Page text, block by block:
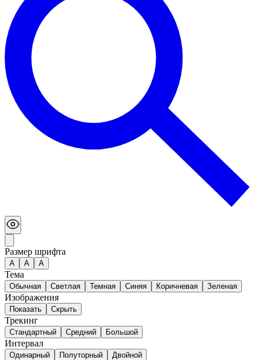
Размер шрифта
А A A
Тема
Обычная Светлая Темная Синяя Коричневая Зеленая
Изображения
Показать Скрыть
Трекинг
Стандартный Средний Большой
Интервал
Одинарный Полуторный Двойной